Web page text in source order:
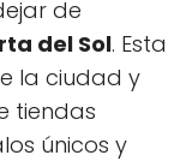
de
del Sol. Esta
la ciudad y
tiendas
únicos y